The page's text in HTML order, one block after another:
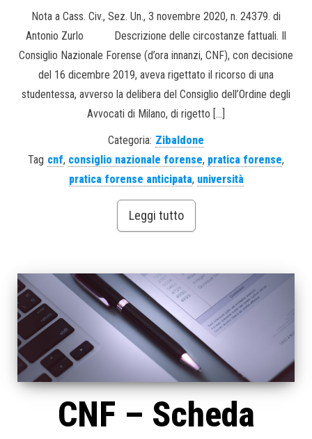
Nota a Cass. Civ., Sez. Un., 3 novembre 2020, n. 24379. di
Antonio Zurlo Descrizione delle circostanze fattuali. Il
Consiglio Nazionale Forense (d’ora innanzi, CNF), con decisione
del 16 dicembre 2019, aveva rigettato il ricorso di una
studentessa, avverso la delibera del Consiglio dell’Ordine degli
Avvocati di Milano, di rigetto […]
Categoria: Zibaldone
Tag cnf, consiglio nazionale forense, pratica forense,
pratica forense anticipata, università
Leggi tutto
CNF – Scheda